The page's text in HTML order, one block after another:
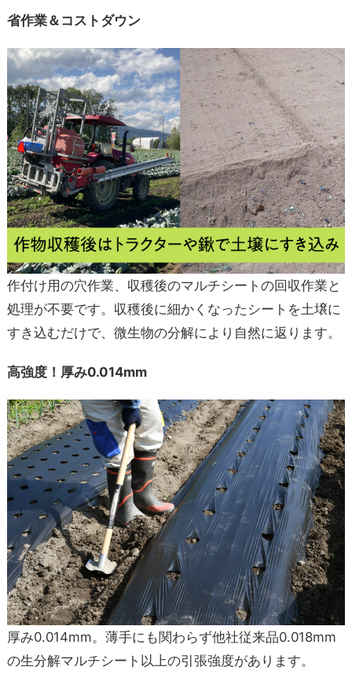
省作業＆コストダウン
作付け用の穴作業、収穫後のマルチシートの回収作業と
処理が不要です。収穫後に細かくなったシートを土壌に
すき込むだけで、微生物の分解により自然に返ります。
高強度！厚み0.014mm
厚み0.014mm。薄手にも関わらず他社従来品0.018mm
の生分解マルチシート以上の引張強度があります。